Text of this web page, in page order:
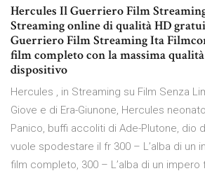
Hercules Il Guerriero Film
Streaming online di qualità HD
Guerriero Film Streaming Ita
film completo con la massima
dispositivo
Hercules , in Streaming su Film Senza
Giove e di Era-Giunone, Hercules
Panico, buffi accoliti di Ade-Plutone, dio
vuole spodestare il fr 300 – L’alba di un
film completo, 300 – L’alba di un impero